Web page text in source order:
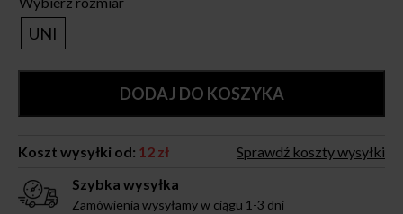
UNI
DODAJ DO KOSZYKA
Koszt wysyłki od: 12 zł
Sprawdź koszty wysyłki
Szybka wysyłka
Zamówienia wysyłamy w ciągu 1-3 dni